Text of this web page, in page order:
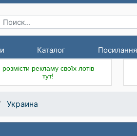
Каталог Посилання
розмісти рекламу своїх лотів
тут!
Украина